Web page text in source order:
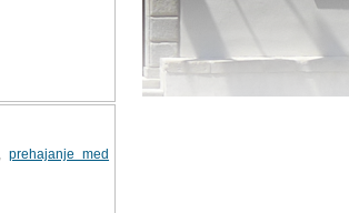
prehajanje med